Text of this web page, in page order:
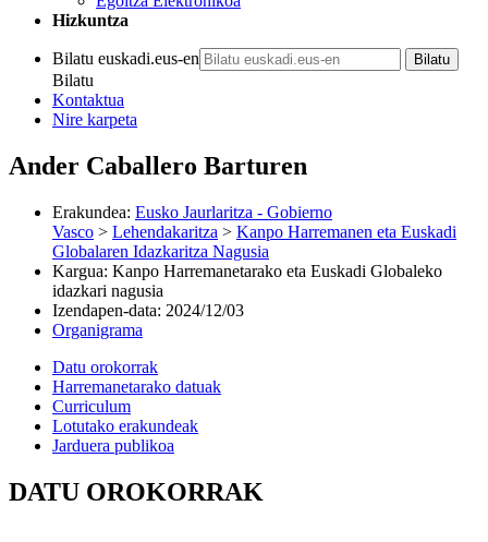
Hizkuntza
Bilatu euskadi.eus-en
Bilatu
Kontaktua
Nire karpeta
Ander Caballero Barturen
Erakundea: Eusko Jaurlaritza - Gobierno
Vasco > Lehendakaritza > Kanpo Harremanen eta Euskadi
Globalaren Idazkaritza Nagusia
Kargua: Kanpo Harremanetarako eta Euskadi Globaleko
idazkari nagusia
Izendapen-data: 2024/12/03
Organigrama
Datu orokorrak
Harremanetarako datuak
Curriculum
Lotutako erakundeak
Jarduera publikoa
DATU OROKORRAK